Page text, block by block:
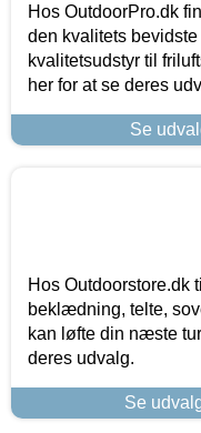
Hos OutdoorPro.dk
den kvalitets
kvalitetsudstyr til
her for at se deres
Se
Hos Outdoorstore.dk
beklædning, telte,
kan løfte din næste
deres udvalg.
Se